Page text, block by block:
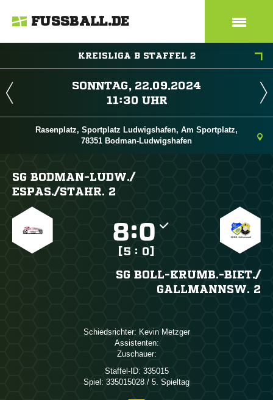
FUSSBALL.DE
KREISLIGA B STAFFEL 2
 
 
Rasenplatz, Sportplatz Ludwigshafen, Am Sportplatz,
78351 Bodman-Ludwigshafen
SG BODMAN-LUDW./​
ESPAS./​STAHR. 2
:
[5 : 0]
SG BOLL-KRUMB.-BIET./​
GALLMANNSW. 2
Schiedsrichter:  
Assistenten:
Zuschauer:
Staffel-ID: 335015
Spiel: 335015028 / 5. Spieltag